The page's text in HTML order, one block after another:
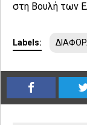
στη Βουλή των
Labels: